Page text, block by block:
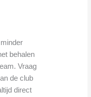
behalen
Vraag
de club
direct